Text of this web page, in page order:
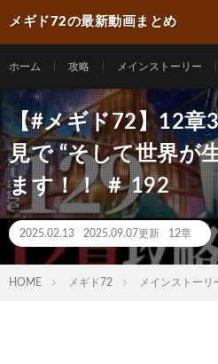
メギド72の最新動画まとめ
ホーム 攻略 メインストーリー
【#メギド72】12章
見で “そして世界が
ます！！ ＃ 192
2025.02.13 2025.09.07更新 12章
HOME メギド72 メインストーリ